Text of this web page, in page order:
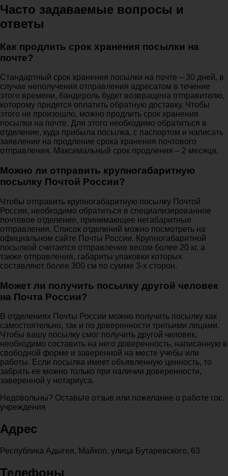
Часто задаваемые вопросы и
ответы
Как продлить срок хранения посылки на
почте?
Стандартный срок хранения посылки на почте – 30 дней, в
случае неполучения отправления адресатом в течение
этого времени, бандероль будет возвращена отправителю,
которому придется оплатить обратную доставку. Чтобы
этого не произошло, можно продлить срок хранения
посылки на почте. Для этого необходимо обратиться в
отделение, куда прибыла посылка, с паспортом и написать
заявление на продление срока хранения почтового
отправления. Максимальный срок продления – 2 месяца.
Можно ли отправить крупногабаритную
посылку Почтой России?
Чтобы отправить крупногабаритную посылку Почтой
России, необходимо обратиться в специализированное
почтовое отделение, принимающее негабаритные
отправления. Список отделений можно посмотреть на
официальном сайте Почты России. Крупногабаритной
посылкой считается отправление весом более 20 кг, а
также отправления, габариты упаковки которых
составляют более 300 см по сумме 3-х сторон.
Может ли получить посылку другой человек
на Почта России?
В отделениях Почты России можно получить посылку как
самостоятельно, так и по доверенности третьими лицами.
Чтобы вашу посылку смог получить другой человек,
необходимо составить на него доверенность, написанную в
свободной форме и заверенной на месте учебы или
работы. Если посылка имеет объявленную ценность, то
забрать ее можно только при наличии доверенности,
заверенной у нотариуса.
Недовольны? Оставьте отзыв или пожелание о работе гос.
учреждения
Адрес
Республика Адыгея, Майкоп, улица Бутаревского, 63
Телефоны